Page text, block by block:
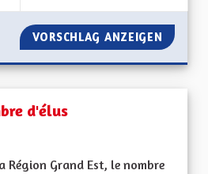
VORSCHLAG ANZEIGEN
d'élus
Région Grand Est, le nombre